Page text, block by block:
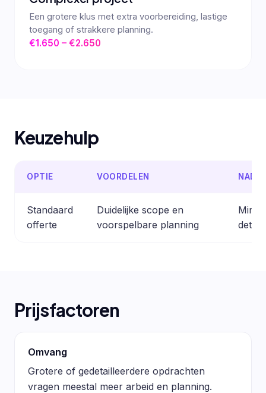
Een grotere klus met extra voorbereiding, lastige
toegang of strakkere planning.
€1.650 – €2.650
Keuzehulp
OPTIE VOORDELEN
Standaard
offerte
Duidelijke scope en
voorspelbare planning
Prijsfactoren
Omvang
Grotere of gedetailleerdere opdrachten
vragen meestal meer arbeid en planning.